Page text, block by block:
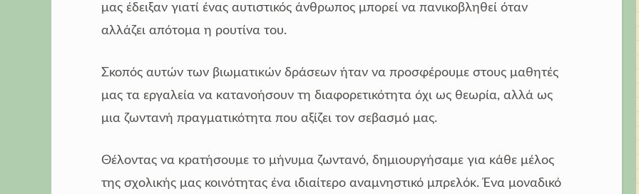
μας έδειξαν γιατί ένας αυτιστικός άνθρωπος μπορεί να πανικοβληθεί όταν
αλλάζει απότομα η ρουτίνα του.
Σκοπός αυτών των βιωματικών δράσεων ήταν να προσφέρουμε στους μαθητές
μας τα εργαλεία να κατανοήσουν τη διαφορετικότητα όχι ως θεωρία, αλλά ως
μια ζωντανή πραγματικότητα που αξίζει τον σεβασμό μας.
Θέλοντας να κρατήσουμε το μήνυμα ζωντανό, δημιουργήσαμε για κάθε μέλος
της σχολικής μας κοινότητας ένα ιδιαίτερο αναμνηστικό μπρελόκ. Ένα μοναδικό